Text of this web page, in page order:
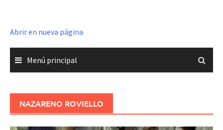
Abrir en nueva página
Menú principal
NAZARENO ROVIELLO